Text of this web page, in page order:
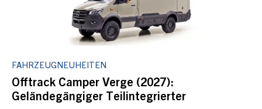
FAHRZEUGNEUHEITEN
Offtrack Camper Verge (2027):
Geländegängiger Teilintegrierter